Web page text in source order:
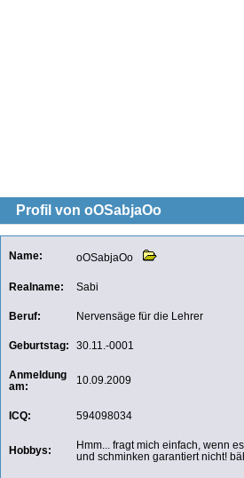
Profil von oOSabjaOo
Name: oOSabjaOo
Realname: Sabi
Beruf: Nervensäge für die Lehrer
Geburtstag: 30.11.-0001
Anmeldung
am:
10.09.2009
ICQ: 594098034
Hobbys:
Hmm... fragt mich einfach, wenn
und schminken garantiert nicht!